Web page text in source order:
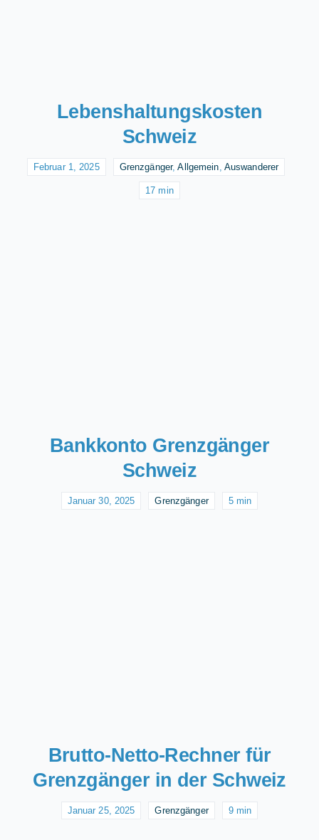
Lebenshaltungskosten
Schweiz
Februar 1, 2025 Grenzgänger,Allgemein Auswanderer
17 min
Bankkonto Grenzgänger
Schweiz
Januar 30, 2025 Grenzgänger 5 min
Brutto-Netto-Rechner für
Grenzgänger in der Schweiz
Januar 25, 2025 Grenzgänger 9 min